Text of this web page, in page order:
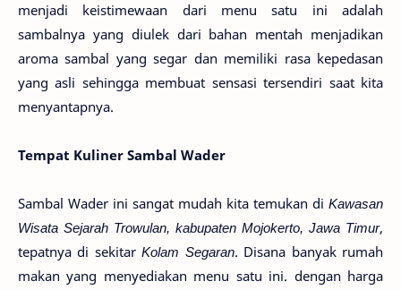
menjadi keistimewaan dari menu satu ini adalah
sambalnya yang diulek dari bahan mentah menjadikan
aroma sambal yang segar dan memiliki rasa kepedasan
yang asli sehingga membuat sensasi tersendiri saat kita
menyantapnya.
Tempat Kuliner Sambal Wader
Sambal Wader ini sangat mudah kita temukan di Kawasan
Wisata Sejarah Trowulan, kabupaten Mojokerto, Jawa Timur,
tepatnya di sekitarKolam Segaran. Disana banyak rumah
makan yang menyediakan menu satu ini. dengan harga